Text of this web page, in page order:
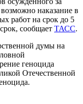
наказание в
работ на срок до 5
сообщает ТАСС.
думы на
геноцида
Отечественной